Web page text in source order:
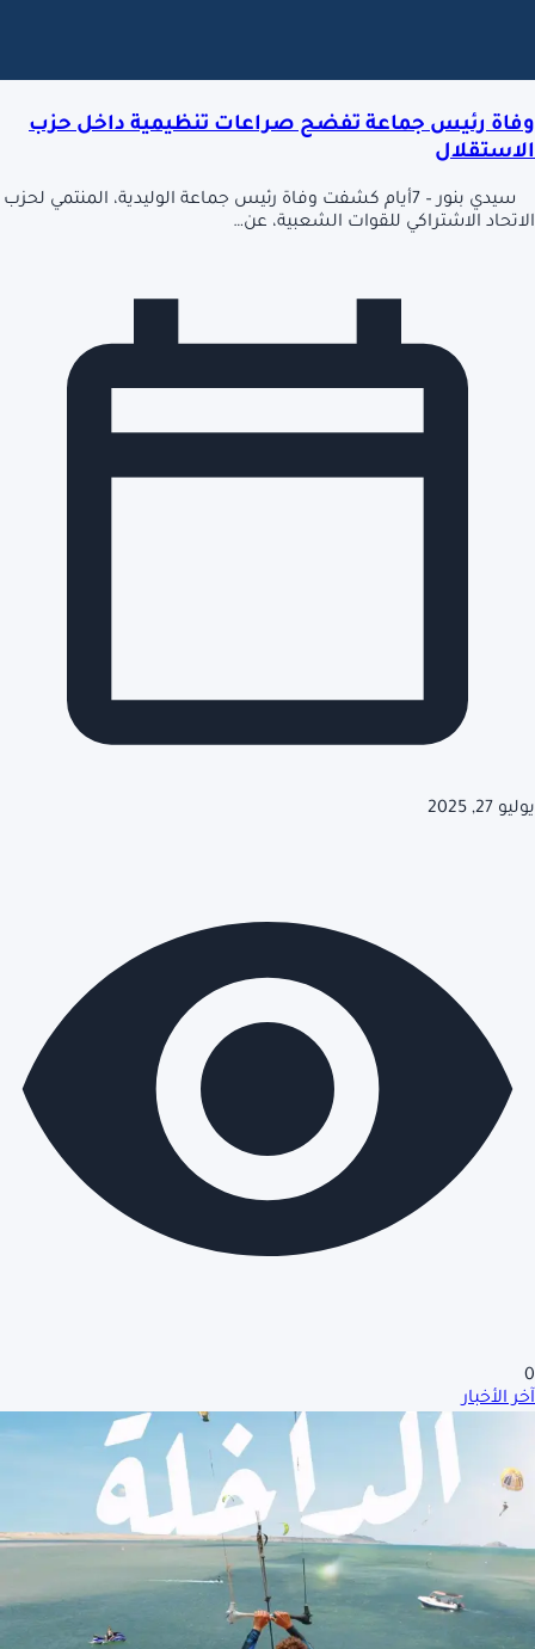
وفاة رئيس جماعة تفضح صراعات تنظيمية داخل حزب
الاستقلال
سيدي بنور – 7أيام كشفت وفاة رئيس جماعة الوليدية، المنتمي لحزب
الاتحاد الاشتراكي للقوات الشعبية، عن…
يوليو 27, 2025
0
آخر الأخبار